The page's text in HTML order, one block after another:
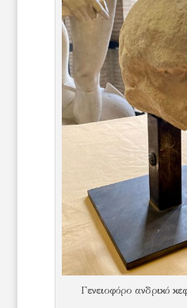
Γενειοφόρο ανδρικό